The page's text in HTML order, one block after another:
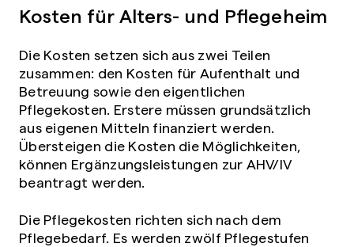
Kosten für Alters- und Pflegeheim
Die Kosten setzen sich aus zwei Teilen
zusammen: den Kosten für Aufenthalt und
Betreuung sowie den eigentlichen
Pflegekosten. Erstere müssen grundsätzlich
aus eigenen Mitteln finanziert werden.
Übersteigen die Kosten die Möglichkeiten,
können Ergänzungsleistungen zur AHV/IV
beantragt werden.
Die Pflegekosten richten sich nach dem
Pflegebedarf. Es werden zwölf Pflegestufen